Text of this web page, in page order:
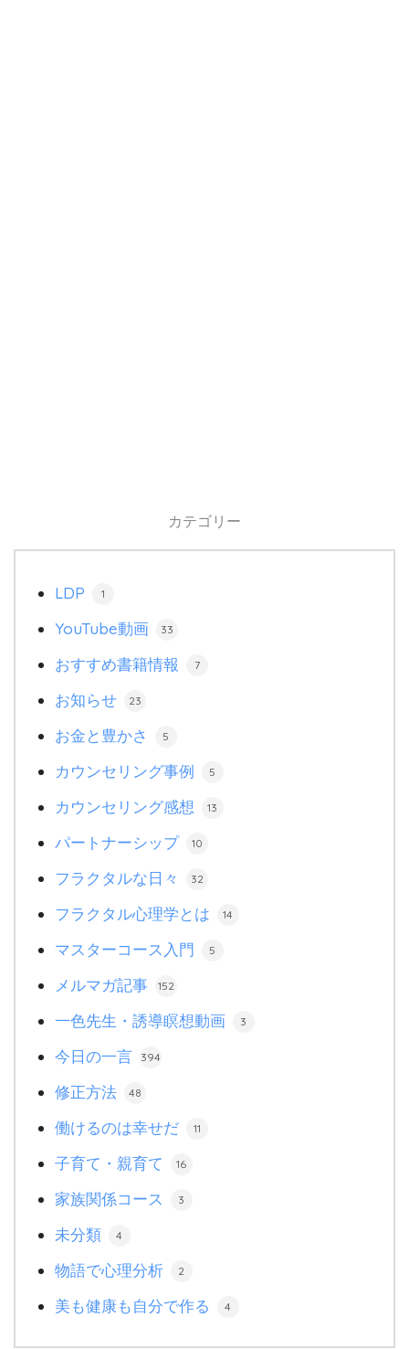
カテゴリー
LDP 1
YouTube動画 33
おすすめ書籍情報 7
お知らせ 23
お金と豊かさ 5
カウンセリング事例 5
カウンセリング感想 13
パートナーシップ 10
フラクタルな日々 32
フラクタル心理学とは 14
マスターコース入門 5
メルマガ記事 152
一色先生・誘導瞑想動画 3
今日の一言 394
修正方法 48
働けるのは幸せだ 11
子育て・親育て 16
家族関係コース 3
未分類 4
物語で心理分析 2
美も健康も自分で作る 4